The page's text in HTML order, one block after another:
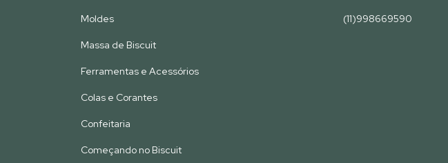
Moldes
Massa de Biscuit
Ferramentas e Acessórios
Colas e Corantes
Confeitaria
Começando no Biscuit
(11)998669590